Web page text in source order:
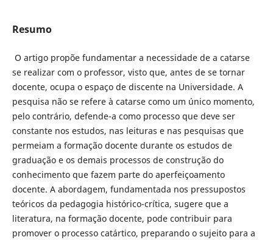
Resumo
O artigo propõe fundamentar a necessidade de a catarse
se realizar com o professor, visto que, antes de se tornar
docente, ocupa o espaço de discente na Universidade. A
pesquisa não se refere à catarse como um único momento,
pelo contrário, defende-a como processo que deve ser
constante nos estudos, nas leituras e nas pesquisas que
permeiam a formação docente durante os estudos de
graduação e os demais processos de construção do
conhecimento que fazem parte do aperfeiçoamento
docente. A abordagem, fundamentada nos pressupostos
teóricos da pedagogia histórico-crítica, sugere que a
literatura, na formação docente, pode contribuir para
promover o processo catártico, preparando o sujeito para a